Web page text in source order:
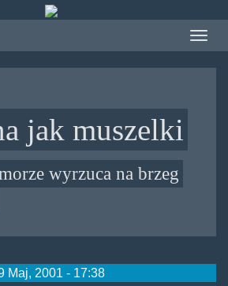
Toggle
jak muszelki
wyrzuca na brzeg
Maj, 2001 - 17:38